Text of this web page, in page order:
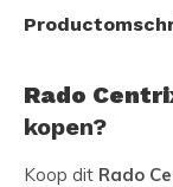
Rado
kopen?
Koop dit Rado